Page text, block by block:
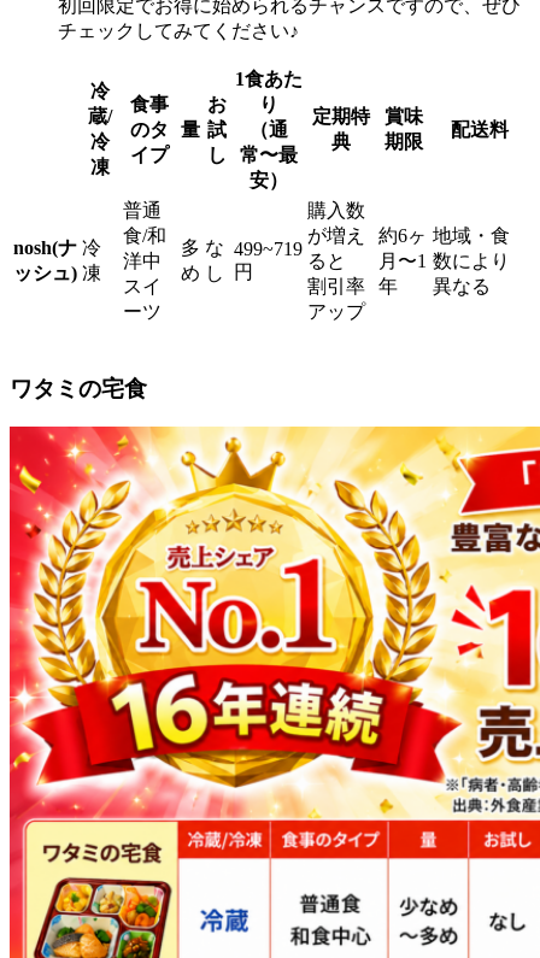
初回限定でお得に始められるチャンスですので、ぜひ
チェックしてみてください♪
冷
蔵/
冷
凍
食事
のタ
イプ
量
お
試
し
1食あた
り
（通
常〜最
安）
定期特
典
賞味
期限
配送料
nosh(ナ
ッシュ)
冷
凍
普通
食/和
洋中
スイ
ーツ
多
め
な
し
499~719
円
購入数
が増え
ると
割引率
アップ
約6ヶ
月〜1
年
地域・食
数により
異なる
ワタミの宅食